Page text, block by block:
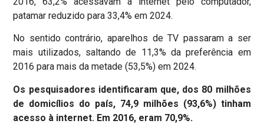
patamar reduzido para 33,4% em 2024.
No sentido contrário, aparelhos de TV passaram a ser
mais utilizados, saltando de 11,3% da preferência em
2016 para mais da metade (53,5%) em 2024.
Os pesquisadores identificaram que, dos 80 milhões
de domicílios do país, 74,9 milhões (93,6%) tinham
acesso à internet. Em 2016, eram 70,9%.